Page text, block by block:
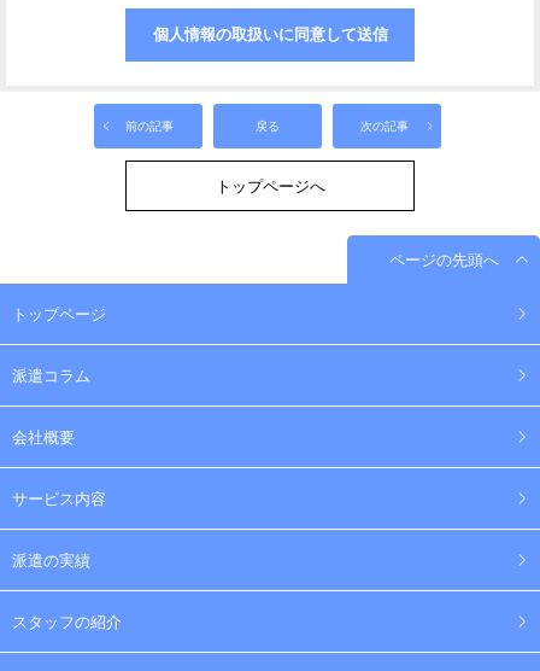
前の記事 戻る 次の記事
トップページへ
ページの先頭へ
トップページ
派遣コラム
会社概要
サービス内容
派遣の実績
スタッフの紹介